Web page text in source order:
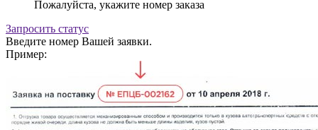
Пожалуйста, укажите номер заказа
Запросить статус
Введите номер Вашей заявки.
Пример: